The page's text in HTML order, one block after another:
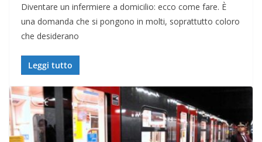
Diventare un infermiere a domicilio: ecco come fare. È
una domanda che si pongono in molti, soprattutto coloro
che desiderano
Leggi tutto